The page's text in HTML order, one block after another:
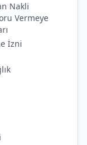
Nakli
Vermeye
İzni